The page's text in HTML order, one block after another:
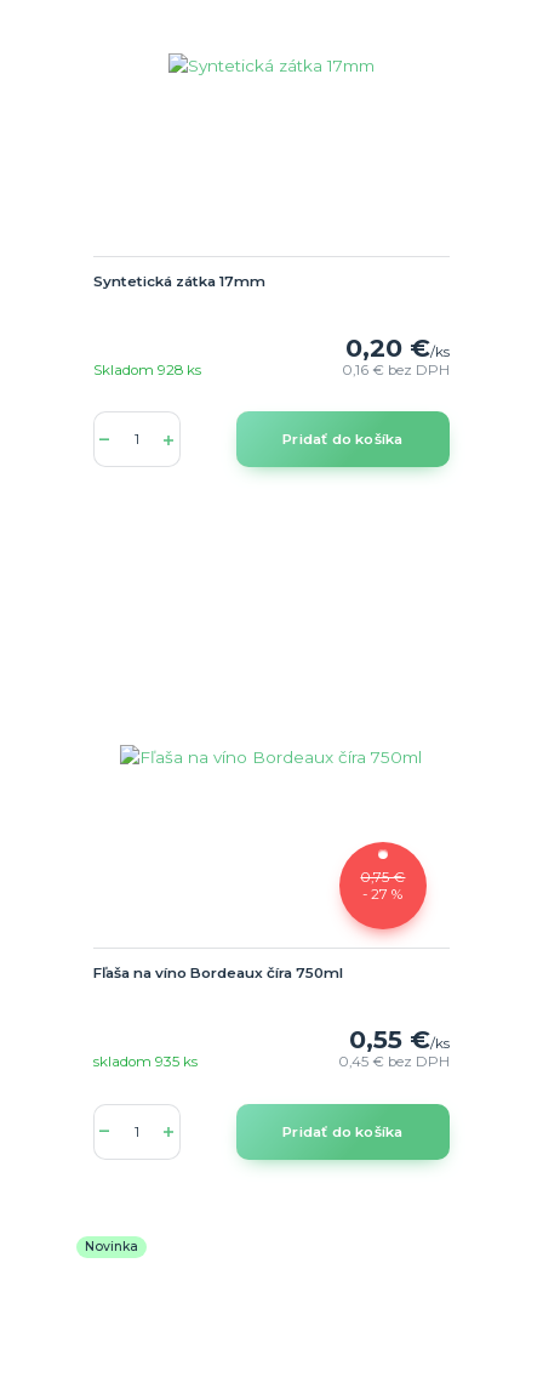
Syntetická zátka 17mm
0,20 €/ks
0,16 € bez DPH
Skladom 928 ks
Pridať do košíka
0,75 €
- 27 %
Fľaša na víno Bordeaux číra 750ml
0,55 €/ks
0,45 € bez DPH
skladom 935 ks
Pridať do košíka
Novinka